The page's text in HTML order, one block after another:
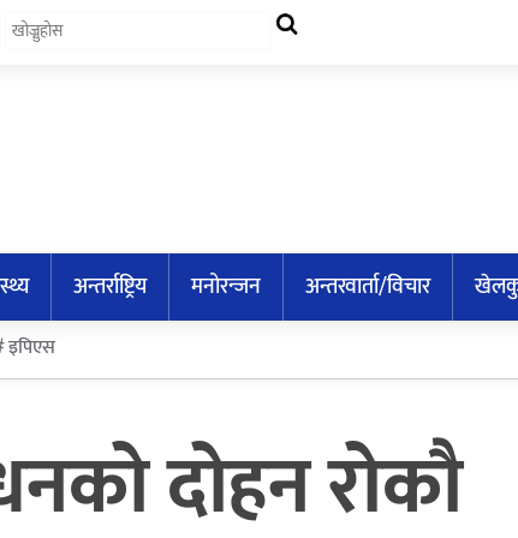
अन्तर्राष्ट्रिय मनोरन्जन अन्तरवार्ता/विचार
इपिएस
दोहन रोकौ